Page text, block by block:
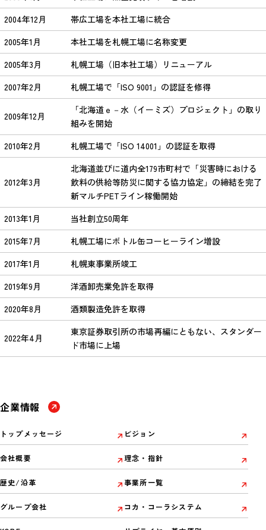
2004年12月
帯広工場を本社工場に統合
2005年1月
本社工場を札幌工場に名称変更
2005年3月
札幌工場（旧本社工場）リニューアル
2007年2月
札幌工場で「ISO 9001」の認証を修得
2009年12月
「北海道ｅ－水（イーミズ）プロジェクト」の取り
組みを開始
2010年2月
札幌工場で「ISO 14001」の認証を取得
2012年3月
北海道並びに道内全179市町村で「災害時における
飲料の供給等防災に関する協力協定」の締結を完了
新マルチPETライン稼働開始
2013年1月
当社創立50周年
2015年7月
札幌工場にボトル缶コーヒーライン増設
2017年1月
札幌東事業所竣工
2019年9月
洋酒卸売業免許を取得
2020年8月
酒類製造免許を取得
2022年4月
東京証券取引所の市場再編にともない、スタンダー
ド市場に上場
企業情報
トップメッセージ ビジョン
会社概要 理念・指針
歴史/沿革 事業所一覧
グループ会社 コカ・コーラシステム